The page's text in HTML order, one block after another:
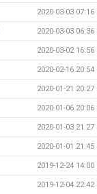
2020-03-03 07:16
2020-03-03 06:36
2020-03-02 16:56
2020-02-16 20:54
2020-01-21 20:27
2020-01-06 20:06
2020-01-03 21:27
2020-01-01 21:45
2019-12-24 14:00
2019-12-04 22:42